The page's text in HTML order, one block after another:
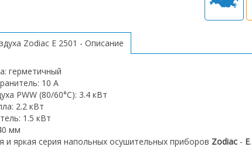
Zodiac E 2501 - Описание
герметичный
10 А
PWW (80/60°С): 3.4 кВт
2.2 кВт
1.5 кВт
мм
и яркая серия напольных осушительных приборов Zodiac - E